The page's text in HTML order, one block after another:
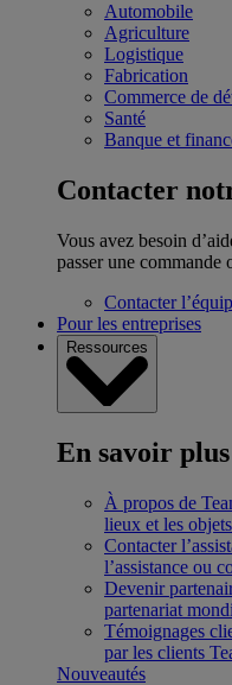
Automobile
Agriculture
Logistique
Fabrication
Commerce de
Santé
Banque et
Contacter
Vous avez besoin
passer une commande
Contacter
Pour les entreprises
Ressources
En savoir
À propos de
lieux et les
Contacter
l’assistance ou
Devenir
partenariat
Témoignages
par les clients
Nouveautés